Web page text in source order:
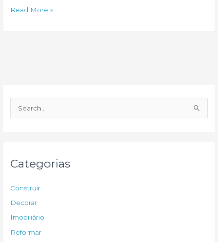
Impermeabilizante
Read More »
e
p
o
Categorias
Construir
Decorar
Imobiliário
Reformar